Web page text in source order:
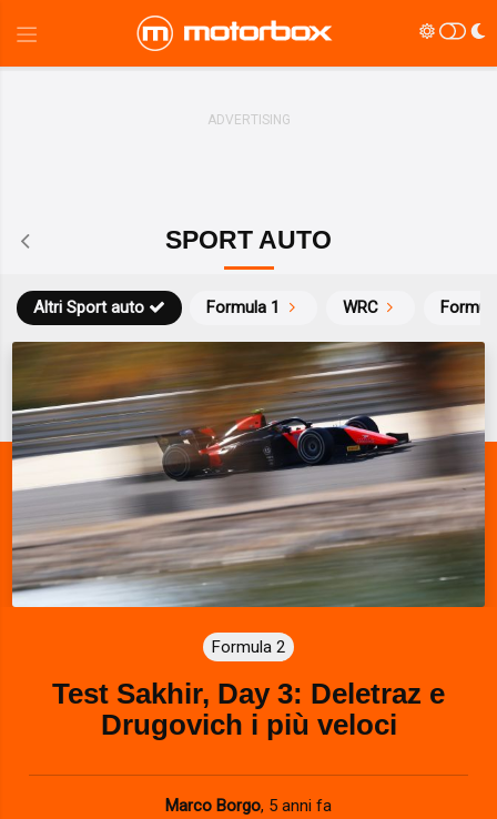
SPORT AUTO
Formula 1 WRC
Altri Sport auto
Formula 2
Test Sakhir, Day 3: Deletraz e
Drugovich i più veloci
Marco Borgo, 5 anni fa